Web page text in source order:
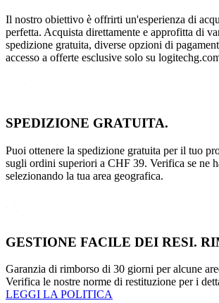
Il nostro obiettivo è offrirti un'esperienza di
perfetta. Acquista direttamente e approfitta di
spedizione gratuita, diverse opzioni di
accesso a offerte esclusive solo su
SPEDIZIONE GRATUITA.
Puoi ottenere la spedizione gratuita per il tuo
sugli ordini superiori a CHF 39. Verifica se ne
selezionando la tua area geografica.
GESTIONE FACILE DEI RESI.
Garanzia di rimborso di 30 giorni per alcune
Verifica le nostre norme di restituzione per i
LEGGI LA POLITICA